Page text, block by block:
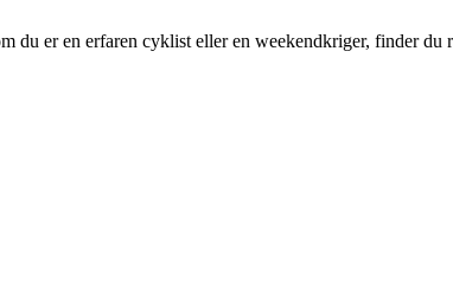
er en erfaren cyklist eller en weekendkriger, finder du